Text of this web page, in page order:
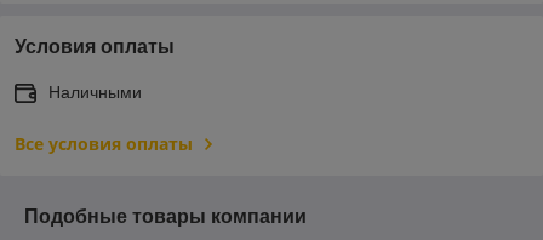
Условия оплаты
Наличными
Все условия оплаты
Подобные товары компании